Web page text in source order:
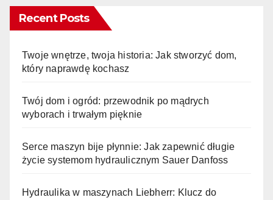
Recent Posts
Twoje wnętrze, twoja historia: Jak stworzyć dom,
który naprawdę kochasz
Twój dom i ogród: przewodnik po mądrych
wyborach i trwałym pięknie
Serce maszyn bije płynnie: Jak zapewnić długie
życie systemom hydraulicznym Sauer Danfoss
Hydraulika w maszynach Liebherr: Klucz do